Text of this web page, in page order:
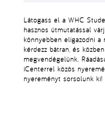
Látogass el a WHC
hasznos útmutatással
könnyebben eligazodni a
kérdezz bátran, és
megvendégelünk.
iCenterrel közös
nyereményt sorsolunk ki!